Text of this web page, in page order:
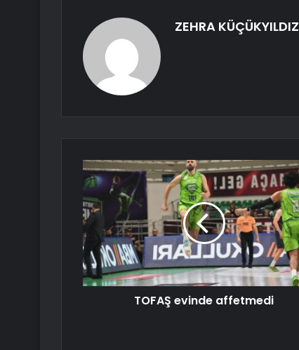
ZEHRA KÜÇÜKYILDIZ
TOFAŞ evinde affetmedi